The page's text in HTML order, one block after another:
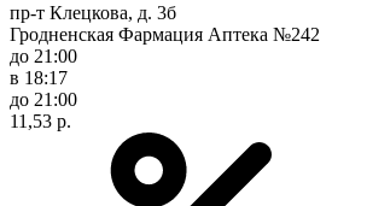
пр-т Клецкова, д. 3б
Гродненская Фармация Аптека №242
до 21:00
в 18:17
до 21:00
11,53 р.